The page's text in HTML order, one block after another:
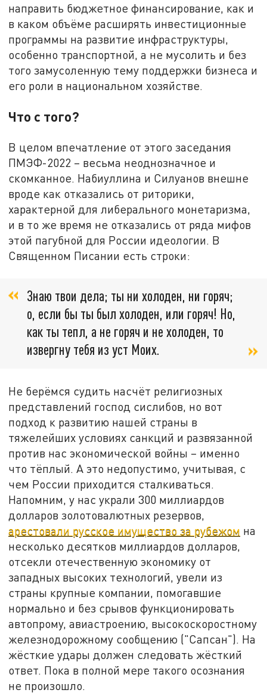
направить бюджетное финансирование, как и
в каком объёме расширять инвестиционные
программы на развитие инфраструктуры,
особенно транспортной, а не мусолить и без
того замусоленную тему поддержки бизнеса и
его роли в национальном хозяйстве.
Что с того?
В целом впечатление от этого заседания
ПМЭФ-2022 – весьма неоднозначное и
скомканное. Набиуллина и Силуанов внешне
вроде как отказались от риторики,
характерной для либерального монетаризма,
и в то же время не отказались от ряда мифов
этой пагубной для России идеологии. В
Священном Писании есть строки:
Знаю твои дела; ты ни холоден, ни горяч;
о, если бы ты был холоден, или горяч! Но,
как ты тепл, а не горяч и не холоден, то
извергну тебя из уст Моих.
Не берёмся судить насчёт религиозных
представлений господ сислибов, но вот
подход к развитию нашей страны в
тяжелейших условиях санкций и развязанной
против нас экономической войны – именно
что тёплый. А это недопустимо, учитывая, с
чем России приходится сталкиваться.
Напомним, у нас украли 300 миллиардов
долларов золотовалютных резервов,
арестовали русское имущество за рубежом на
несколько десятков миллиардов долларов,
отсекли отечественную экономику от
западных высоких технологий, увели из
страны крупные компании, помогавшие
нормально и без срывов функционировать
автопрому, авиастроению, высокоскоростному
железнодорожному сообщению ("Сапсан"). На
жёсткие удары должен следовать жёсткий
ответ. Пока в полной мере такого осознания
не произошло.